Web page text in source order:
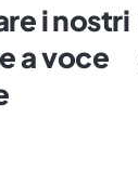
i nostri
a voce